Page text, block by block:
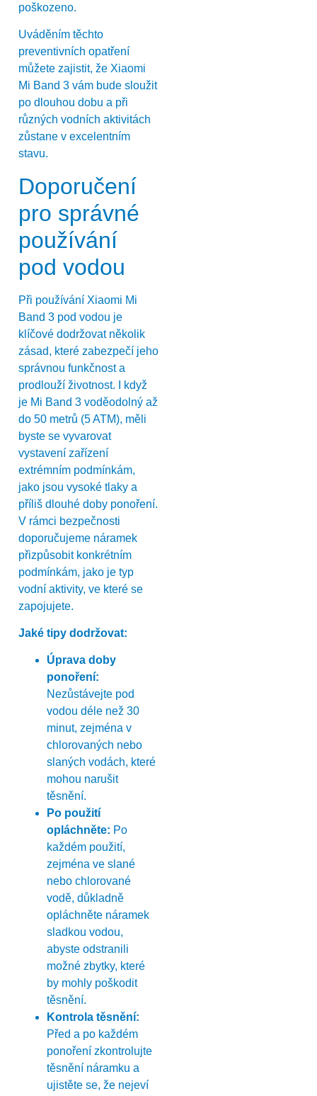
poškozeno.
Uváděním těchto
preventivních opatření
můžete zajistit, že Xiaomi
Mi Band 3 vám bude sloužit
po dlouhou dobu a při
různých vodních aktivitách
zůstane v excelentním
stavu.
Doporučení
pro správné
používání
pod vodou
Při používání Xiaomi Mi
Band 3 pod vodou je
klíčové dodržovat několik
zásad, které zabezpečí jeho
správnou funkčnost a
prodlouží životnost. I když
je Mi Band 3 voděodolný až
do 50 metrů (5 ATM), měli
byste se vyvarovat
vystavení zařízení
extrémním podmínkám,
jako jsou vysoké tlaky a
příliš dlouhé doby ponoření.
V rámci bezpečnosti
doporučujeme náramek
přizpůsobit konkrétním
podmínkám, jako je typ
vodní aktivity, ve které se
zapojujete.
Jaké tipy dodržovat:
Úprava doby
ponoření:
Nezůstávejte pod
vodou déle než 30
minut, zejména v
chlorovaných nebo
slaných vodách, které
mohou narušit
těsnění.
Po použití
opláchněte: Po
každém použití,
zejména ve slané
nebo chlorované
vodě, důkladně
opláchněte náramek
sladkou vodou,
abyste odstranili
možné zbytky, které
by mohly poškodit
těsnění.
Kontrola těsnění:
Před a po každém
ponoření zkontrolujte
těsnění náramku a
ujistěte se, že nejeví